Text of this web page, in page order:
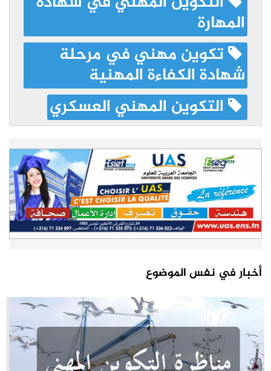
المهارة
تكوين مهني في مرحلة
شهادة الكفاءة المهنية
التكوين المهني العسكري
أخبار في نفس الموضوع